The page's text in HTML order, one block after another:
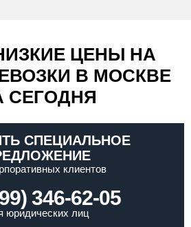
ЦЕНЫ НА
В МОСКВЕ
СЕГОДНЯ
СПЕЦИАЛЬНОЕ
клиентов
346-62-05
юридических лиц